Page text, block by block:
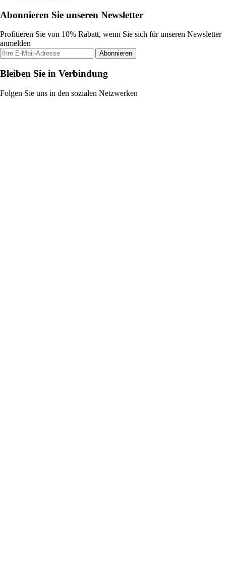
Abonnieren Sie unseren Newsletter
Profitieren Sie von 10% Rabatt, wenn Sie sich für unseren Newsletter
anmelden
Abonnieren
Bleiben Sie in Verbindung
Folgen Sie uns in den sozialen Netzwerken